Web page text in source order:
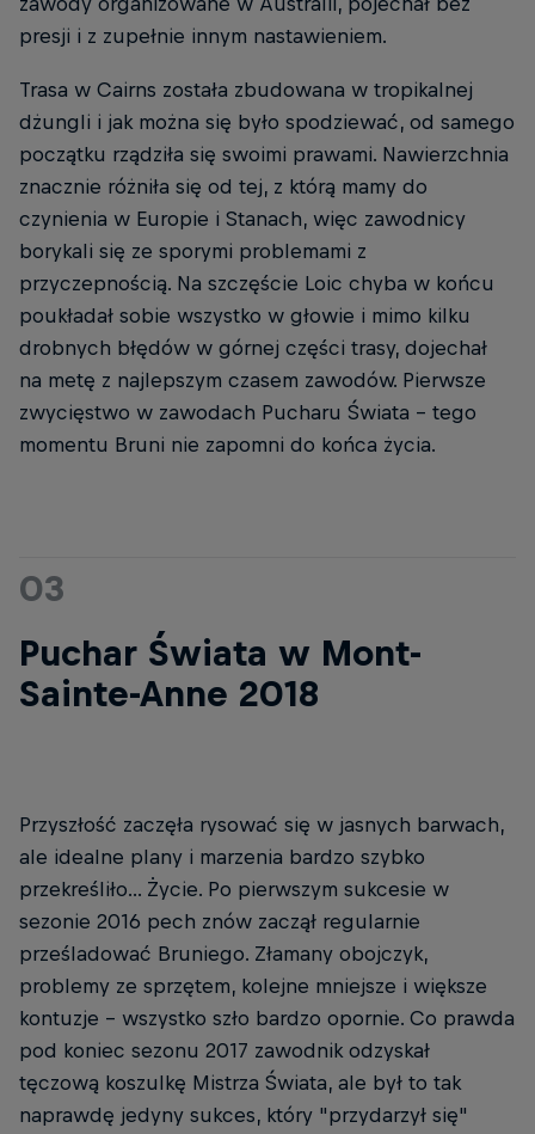
presji i z zupełnie innym nastawieniem.
Trasa w Cairns została zbudowana w tropikalnej
dżungli i jak można się było spodziewać, od samego
początku rządziła się swoimi prawami. Nawierzchnia
znacznie różniła się od tej, z którą mamy do
czynienia w Europie i Stanach, więc zawodnicy
borykali się ze sporymi problemami z
przyczepnością. Na szczęście Loic chyba w końcu
poukładał sobie wszystko w głowie i mimo kilku
drobnych błędów w górnej części trasy, dojechał
na metę z najlepszym czasem zawodów. Pierwsze
zwycięstwo w zawodach Pucharu Świata - tego
momentu Bruni nie zapomni do końca życia.
03
Puchar Świata w Mont-
Sainte-Anne 2018
Przyszłość zaczęła rysować się w jasnych barwach,
ale idealne plany i marzenia bardzo szybko
przekreśliło... Życie. Po pierwszym sukcesie w
sezonie 2016 pech znów zaczął regularnie
prześladować Bruniego. Złamany obojczyk,
problemy ze sprzętem, kolejne mniejsze i większe
kontuzje - wszystko szło bardzo opornie. Co prawda
pod koniec sezonu 2017 zawodnik odzyskał
tęczową koszulkę Mistrza Świata, ale był to tak
naprawdę jedyny sukces, który "przydarzył się"